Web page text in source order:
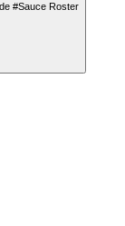
#Sauce Roster